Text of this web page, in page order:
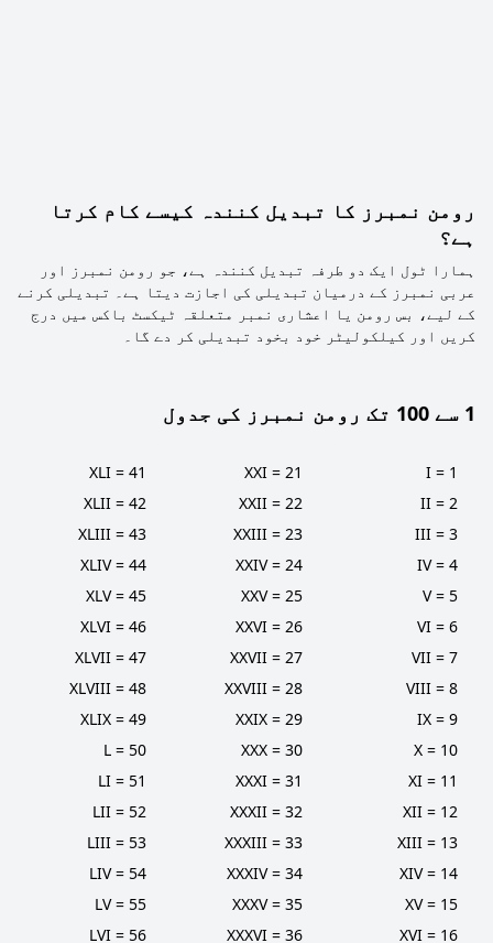
رومن نمبرز کا تبدیل کنندہ کیسے کام کرتا
ہے؟
ہمارا ٹول ایک دو طرفہ تبدیل کنندہ ہے، جو رومن نمبرز اور
عربی نمبرز کے درمیان تبدیلی کی اجازت دیتا ہے۔ تبدیلی کرنے
کے لیے، بس رومن یا اعشاری نمبر متعلقہ ٹیکسٹ باکس میں درج
کریں اور کیلکولیٹر خود بخود تبدیلی کر دے گا۔
1 سے 100 تک رومن نمبرز کی جدول
1 = I
2 = II
3 = III
4 = IV
5 = V
6 = VI
7 = VII
8 = VIII
9 = IX
10 = X
11 = XI
12 = XII
13 = XIII
14 = XIV
15 = XV
16 = XVI
21 = XXI
22 = XXII
23 = XXIII
24 = XXIV
25 = XXV
26 = XXVI
27 = XXVII
28 = XXVIII
29 = XXIX
30 = XXX
31 = XXXI
32 = XXXII
33 = XXXIII
34 = XXXIV
35 = XXXV
36 = XXXVI
41 = XLI
42 = XLII
43 = XLIII
44 = XLIV
45 = XLV
46 = XLVI
47 = XLVII
48 = XLVIII
49 = XLIX
50 = L
51 = LI
52 = LII
53 = LIII
54 = LIV
55 = LV
56 = LVI